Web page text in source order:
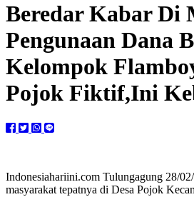
Beredar Kabar Di
Pengunaan Dana
Kelompok
Pojok Fiktif,Ini
Indonesiahariini.com Tulungagung 28/
masyarakat tepatnya di Desa Pojok